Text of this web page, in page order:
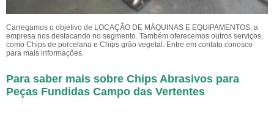
Carregamos o objetivo de LOCAÇÃO DE MÁQUINAS E EQUIPAMENTOS, a
empresa nos destacando no segmento. Também oferecemos outros serviços,
como Chips de porcelana e Chips grão vegetal. Entre em contato conosco
para mais informações.
Para saber mais sobre Chips Abrasivos para
Peças Fundidas Campo das Vertentes